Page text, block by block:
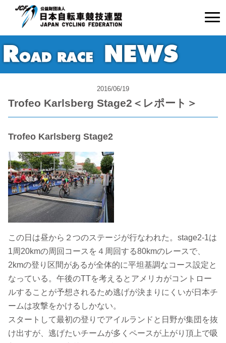
2016/06/19
Trofeo Karlsberg Stage2＜レポート＞
Trofeo Karlsberg Stage2
この日は昼から２つのステージが行なわれた。stage2-1は
1周20kmの周回コースを４周回する80kmのレースで、
2kmの登り区間があるが全体的に平坦基調なコース設定と
なっている。午後のTTを考えるとアメリカがコントロー
ルすることが予想されるため逃げが決まりにくいが日本チ
ームは攻撃をかけるしかない。
スタートして最初の登りでアイルランドと日野が集団を抜
け出すが、逃げたいチームが多くペースが上がり頂上で吸